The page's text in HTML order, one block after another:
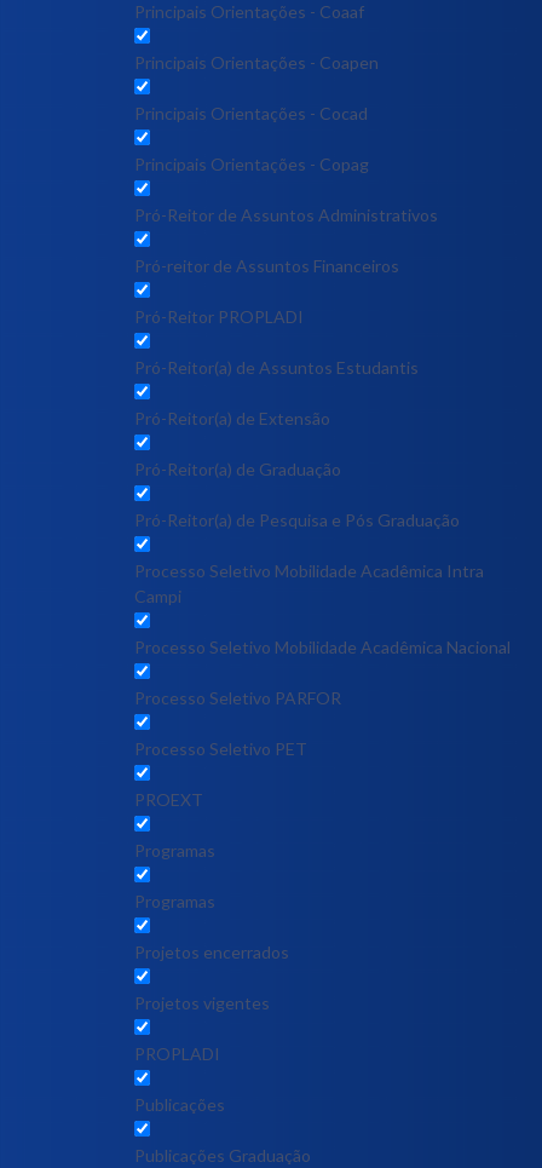
Principais Orientações - Coaaf
Principais Orientações - Coapen
Principais Orientações - Cocad
Principais Orientações - Copag
Pró-Reitor de Assuntos Administrativos
Pró-reitor de Assuntos Financeiros
Pró-Reitor PROPLADI
Pró-Reitor(a) de Assuntos Estudantis
Pró-Reitor(a) de Extensão
Pró-Reitor(a) de Graduação
Pró-Reitor(a) de Pesquisa e Pós Graduação
Processo Seletivo Mobilidade Acadêmica Intra
Campi
Processo Seletivo Mobilidade Acadêmica Nacional
Processo Seletivo PARFOR
Processo Seletivo PET
PROEXT
Programas
Programas
Projetos encerrados
Projetos vigentes
PROPLADI
Publicações
Publicações Graduação